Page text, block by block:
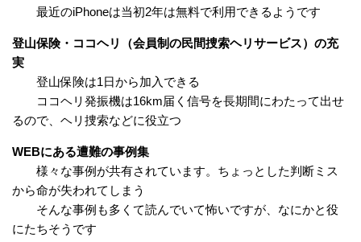
最近のiPhoneは当初2年は無料で利用できるようです
登山保険・ココヘリ（会員制の民間捜索ヘリサービス）の充
実
登山保険は1日から加入できる
ココヘリ発振機は16km届く信号を長期間にわたって出せ
るので、ヘリ捜索などに役立つ
WEBにある遭難の事例集
様々な事例が共有されています。ちょっとした判断ミス
から命が失われてしまう
そんな事例も多くて読んでいて怖いですが、なにかと役
にたちそうです